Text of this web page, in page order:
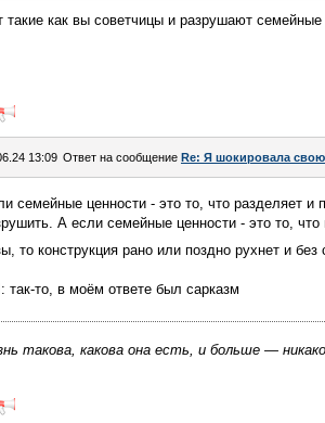
такие как вы советчицы и разрушают семейные
13:09 Ответ на сообщение Re: Я шокировала свою
семейные ценности - это то, что разделяет
А если семейные ценности - это то,
то конструкция рано или поздно рухнет и без
так-то, в моём ответе был сарказм
такова, какова она есть, и больше —